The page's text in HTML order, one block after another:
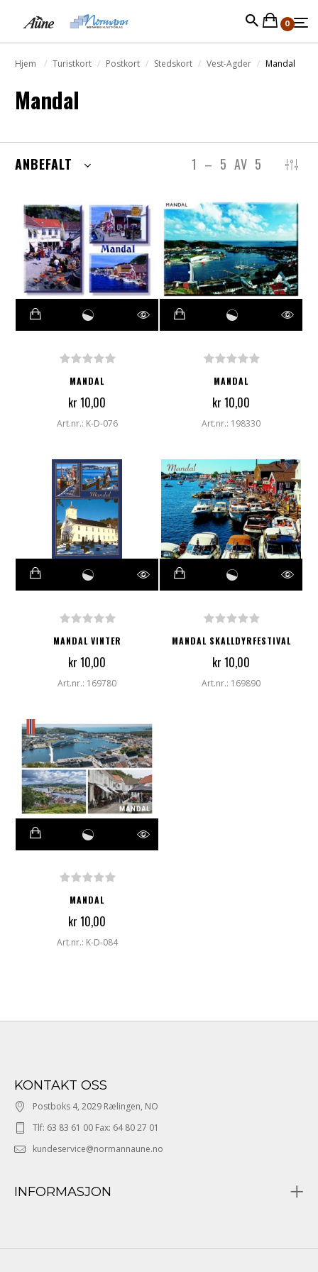
0
Hjem Turistkort Postkort Stedskort Vest-Agder Mandal
Mandal
1 – 5 AV 5
ANBEFALT
MANDAL
kr 10,00
Art.nr.: K-D-076
MANDAL
kr 10,00
Art.nr.: 198330
MANDAL VINTER
kr 10,00
Art.nr.: 169780
MANDAL SKALLDYRFESTIVAL
kr 10,00
Art.nr.: 169890
MANDAL
kr 10,00
Art.nr.: K-D-084
KONTAKT OSS
Postboks 4, 2029 Rælingen, NO
Tlf: 63 83 61 00 Fax: 64 80 27 01
kundeservice@normannaune.no
INFORMASJON